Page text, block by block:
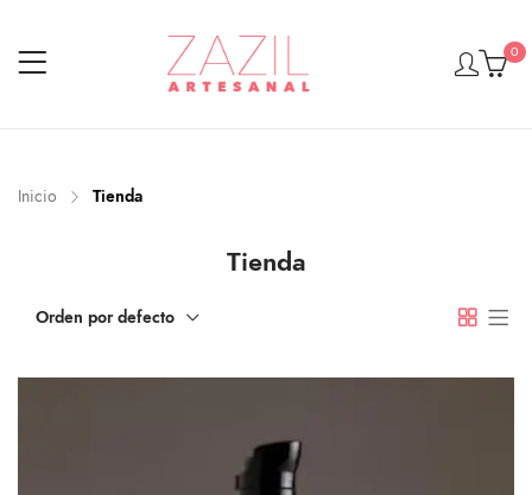
0
Inicio Tienda
Tienda
Orden por defecto